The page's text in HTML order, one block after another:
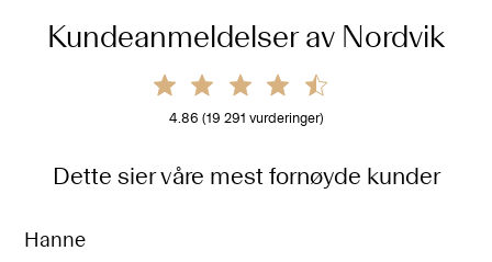
Kundeanmeldelser av Nordvik
4.86 (19 291 vurderinger)
Dette sier våre mest fornøyde kunder
Hanne